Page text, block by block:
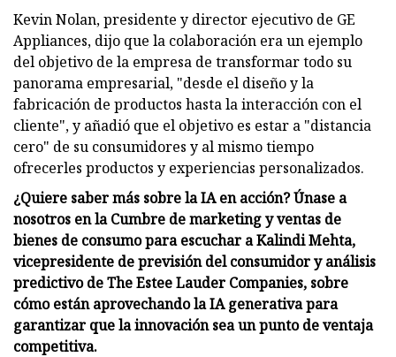
Kevin Nolan, presidente y director ejecutivo de GE
Appliances, dijo que la colaboración era un ejemplo
del objetivo de la empresa de transformar todo su
panorama empresarial, "desde el diseño y la
fabricación de productos hasta la interacción con el
cliente", y añadió que el objetivo es estar a "distancia
cero" de su consumidores y al mismo tiempo
ofrecerles productos y experiencias personalizados.
¿Quiere saber más sobre la IA en acción? Únase a
nosotros en la Cumbre de marketing y ventas de
bienes de consumo para escuchar a Kalindi Mehta,
vicepresidente de previsión del consumidor y análisis
predictivo de The Estee Lauder Companies, sobre
cómo están aprovechando la IA generativa para
garantizar que la innovación sea un punto de ventaja
competitiva.